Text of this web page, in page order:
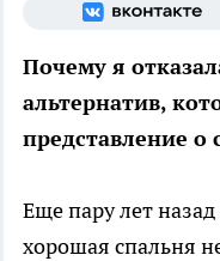
Почему я
альтернатив,
представление о
Еще пару лет
хорошая спальня